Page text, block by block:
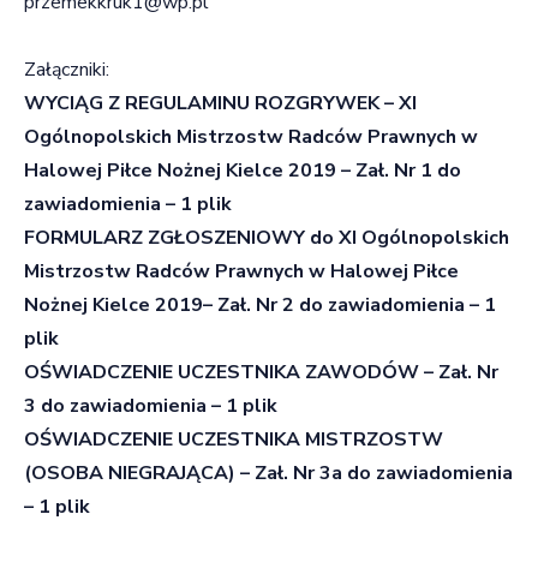
Załączniki:
WYCIĄG Z REGULAMINU ROZGRYWEK – XI
Ogólnopolskich Mistrzostw Radców Prawnych w
Halowej Piłce Nożnej Kielce 2019 – Zał. Nr 1 do
zawiadomienia – 1 plik
FORMULARZ ZGŁOSZENIOWY do XI Ogólnopolskich
Mistrzostw Radców Prawnych w Halowej Piłce
Nożnej Kielce 2019– Zał. Nr 2 do zawiadomienia – 1
plik
OŚWIADCZENIE UCZESTNIKA ZAWODÓW – Zał. Nr
3 do zawiadomienia – 1 plik
OŚWIADCZENIE UCZESTNIKA MISTRZOSTW
(OSOBA NIEGRAJĄCA) – Zał. Nr 3a do zawiadomienia
– 1 plik